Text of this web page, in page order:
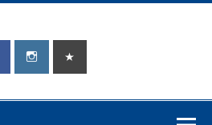
LIONS CLUB
ÉLANCOURT